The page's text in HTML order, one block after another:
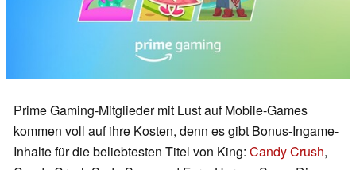
Prime Gaming-Mitglieder mit Lust auf Mobile-Games
kommen voll auf ihre Kosten, denn es gibt Bonus-Ingame-
Inhalte für die beliebtesten Titel von King: Candy Crush,